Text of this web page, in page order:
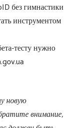
без гимнастики
инструментом
тесту нужно
новую
внимание,